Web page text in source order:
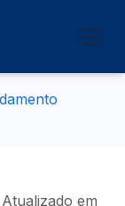
Atualizado em